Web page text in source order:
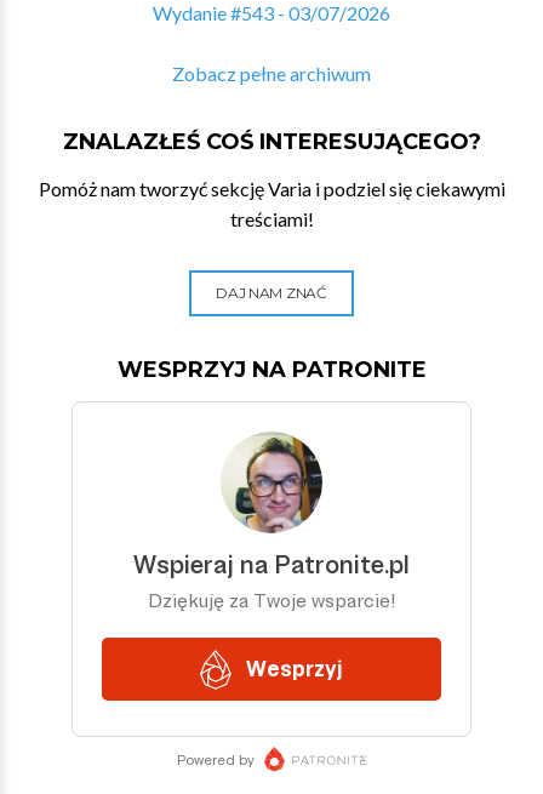
Wydanie #543 - 03/07/2026
Zobacz pełne archiwum
ZNALAZŁEŚ COŚ INTERESUJĄCEGO?
Pomóż nam tworzyć sekcję Varia i podziel się ciekawymi
treściami!
DAJ NAM ZNAĆ
WESPRZYJ NA PATRONITE